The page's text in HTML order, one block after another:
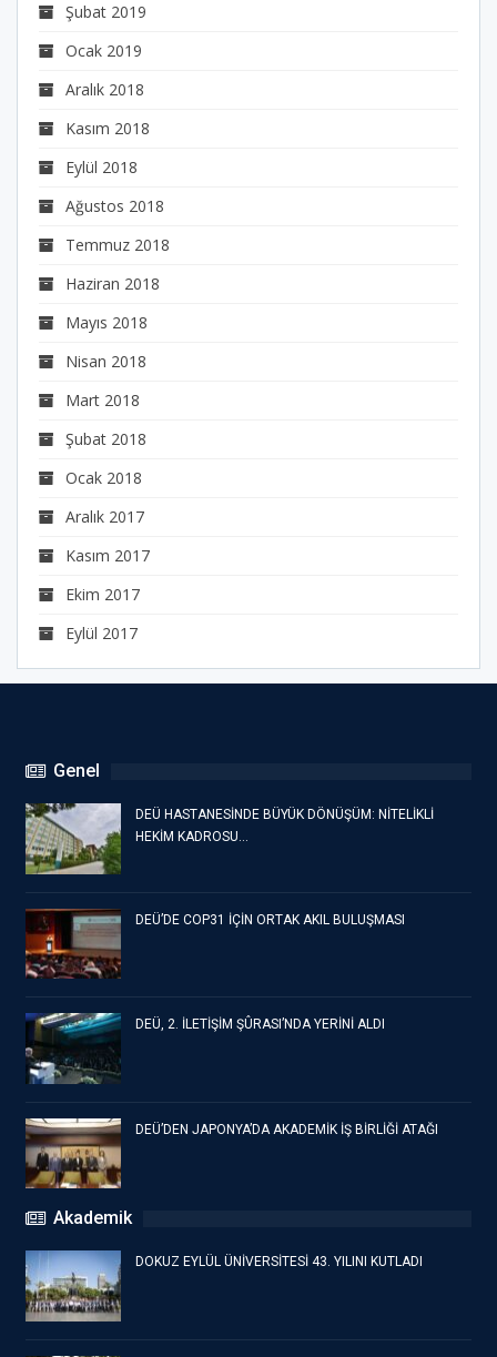
Şubat 2019
Ocak 2019
Aralık 2018
Kasım 2018
Eylül 2018
Ağustos 2018
Temmuz 2018
Haziran 2018
Mayıs 2018
Nisan 2018
Mart 2018
Şubat 2018
Ocak 2018
Aralık 2017
Kasım 2017
Ekim 2017
Eylül 2017
Genel
DEÜ HASTANESİNDE BÜYÜK DÖNÜŞÜM: NİTELİKLİ
HEKİM KADROSU…
DEÜ’DE COP31 İÇİN ORTAK AKIL BULUŞMASI
DEÜ, 2. İLETİŞİM ŞÛRASI’NDA YERİNİ ALDI
DEÜ’DEN JAPONYA’DA AKADEMİK İŞ BİRLİĞİ ATAĞI
Akademik
DOKUZ EYLÜL ÜNİVERSİTESİ 43. YILINI KUTLADI